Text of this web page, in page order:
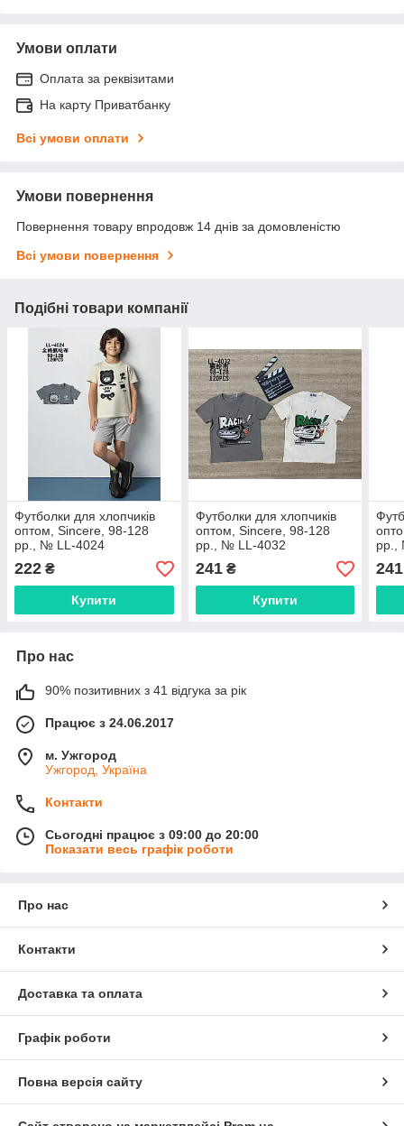
Умови оплати
Оплата за реквізитами
На карту Приватбанку
Всі умови оплати
Умови повернення
Повернення товару впродовж 14 днів за домовленістю
Всі умови повернення
Подібні товари компанії
Футболки для хлопчиків
оптом, Sincere, 98-128
рр., № LL-4024
222 ₴
Купити
Футболки для хлопчиків
оптом, Sincere, 98-128
рр., № LL-4032
241₴
Купити
рр.,
241
Про нас
90% позитивних з 41 відгука за рік
Працює з 24.06.2017
м. Ужгород
Ужгород, Україна
Контакти
Сьогодні працює з 09:00 до 20:00
Показати весь графік роботи
Про нас
Контакти
Доставка та оплата
Графік роботи
Повна версія сайту